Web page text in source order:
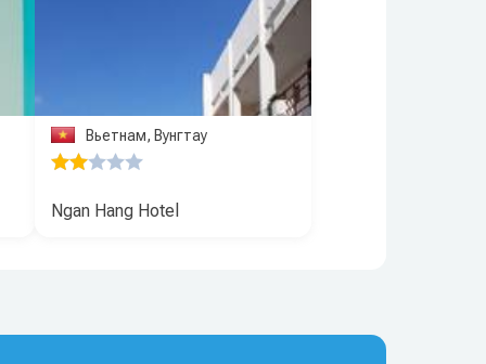
Вьетнам, Вунгтау
Ngan Hang Hotel